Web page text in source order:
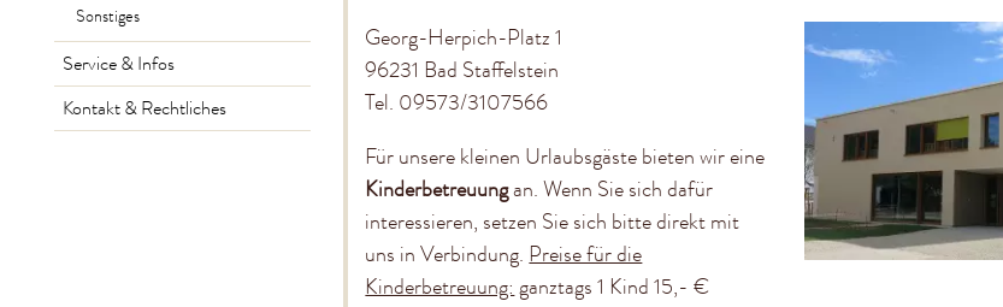
Sonstiges
Service & Infos
Kontakt & Rechtliches
Georg-Herpich-Platz 1
96231 Bad Staffelstein
Tel. 09573/3107566
Für unsere kleinen Urlaubsgäste bieten wir eine
Kinderbetreuungan. Wenn Sie sich dafür
interessieren, setzen Sie sich bitte direkt mit
uns in Verbindung. Preise für die
Kinderbetreuung: ganztags 1 Kind 15,- €